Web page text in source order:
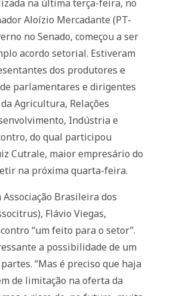
na última terça-feira, no
Aloízio Mercadante (PT-
no Senado, começou a ser
acordo setorial. Estiveram
dos produtores e
parlamentares e dirigentes
Agricultura, Relações
Indústria e
do qual participou
Cutrale, maior empresário do
na próxima quarta-feira.
Brasileira dos
Flávio Viegas,
“um feito para o setor”.
a possibilidade de um
“Mas é preciso que haja
de limitação na oferta da